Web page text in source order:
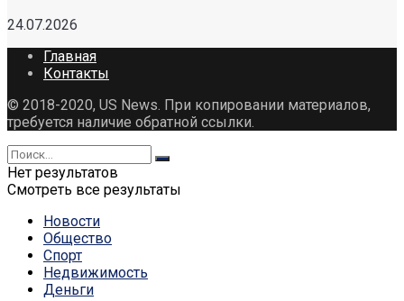
24.07.2026
Главная
Контакты
© 2018-2020, US News. При копировании материалов,
требуется наличие обратной ссылки.
Нет результатов
Смотреть все результаты
Новости
Общество
Спорт
Недвижимость
Деньги